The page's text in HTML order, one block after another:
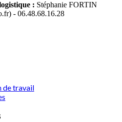
: Stéphanie FORTIN
- 06.48.68.16.28
de travail